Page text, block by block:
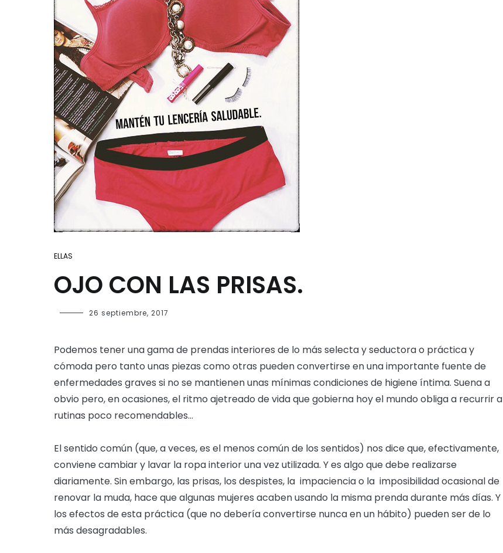
ELLAS
OJO CON LAS PRISAS.
26 septiembre, 2017
Podemos tener una gama de prendas interiores de lo más selecta y seductora o práctica y
cómoda pero tanto unas piezas como otras pueden convertirse en una importante fuente de
enfermedades graves si no se mantienen unas mínimas condiciones de higiene íntima. Suena a
obvio pero, en ocasiones, el ritmo ajetreado de vida que gobierna hoy el mundo obliga a recurrir a
rutinas poco recomendables…
El sentido común (que, a veces, es el menos común de los sentidos) nos dice que, efectivamente,
conviene cambiar y lavar la ropa interior una vez utilizada. Y es algo que debe realizarse
diariamente. Sin embargo, las prisas, los despistes, la impaciencia o la imposibilidad ocasional de
renovar la muda, hace que algunas mujeres acaben usando la misma prenda durante más días. Y
los efectos de esta práctica (que no debería convertirse nunca en un hábito) pueden ser de lo
más desagradables.